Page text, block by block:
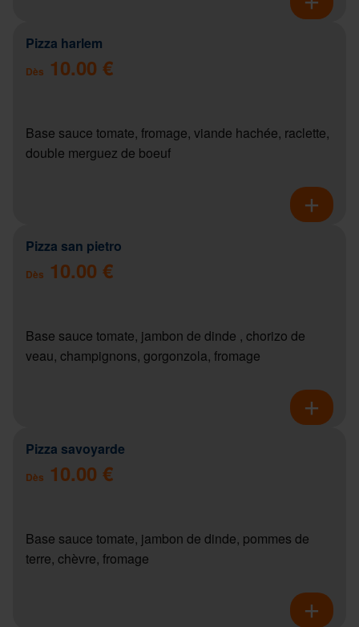
Pizza harlem
Dès 10.00 €
Base sauce tomate, fromage, viande hachée, raclette,
double merguez de boeuf
Pizza san pietro
Dès 10.00 €
Base sauce tomate, jambon de dinde , chorizo de
veau, champignons, gorgonzola, fromage
Pizza savoyarde
Dès 10.00 €
Base sauce tomate, jambon de dinde, pommes de
terre, chèvre, fromage